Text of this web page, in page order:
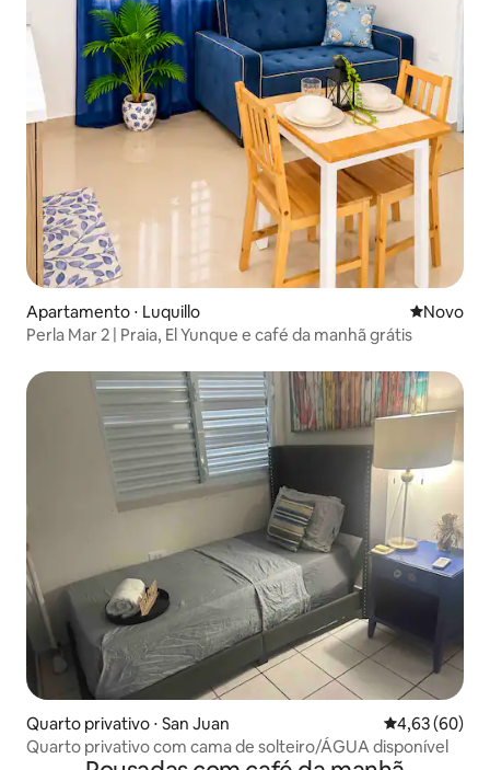
Apartamento ⋅ Luquillo Novo
Novo
Perla Mar 2 | Praia, El Yunque e café da manhã grátis
Quarto privativo ⋅ San Juan 4,63 de uma
4,63 (60)
Quarto privativo com cama de solteiro/ÁGUA disponível